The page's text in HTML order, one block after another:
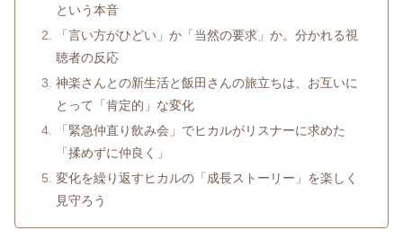
という本音
「言い方がひどい」か「当然の要求」か。分かれる視
聴者の反応
神楽さんとの新生活と飯田さんの旅立ちは、お互いに
とって「肯定的」な変化
「緊急仲直り飲み会」でヒカルがリスナーに求めた
「揉めずに仲良く」
変化を繰り返すヒカルの「成長ストーリー」を楽しく
見守ろう